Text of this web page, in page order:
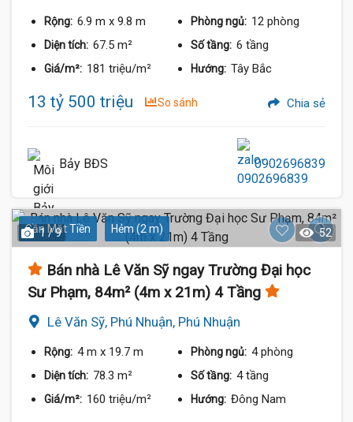
Rộng: 6.9 m x 9.8 m Phòng ngủ: 12 phòng
Diện tích: 67.5 m² Số tầng: 6 tầng
Giá/m²: 181 triệu/m² Hướng: Tây Bắc
13 tỷ 500 triệu So sánh Chia sẻ
Bảy BĐS 0902696839
Gần Mặt Tiền Hẻm (2 m)
1 / 9 52
Bán nhà Lê Văn Sỹ ngay Trường Đại học
Sư Phạm, 84m² (4m x 21m) 4 Tầng
Lê Văn Sỹ, Phú Nhuận, Phú Nhuận
Rộng: 4 m x 19.7 m Phòng ngủ: 4 phòng
Diện tích: 78.3 m² Số tầng: 4 tầng
Giá/m²: 160 triệu/m² Hướng: Đông Nam